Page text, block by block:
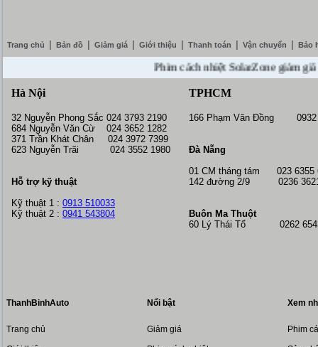
Trang chủ Bản đồ Giảm giá Giới thiệu Thanh toán Vận chuyển Bảo
Phim cách nhiệt SolarZone giảm giá
Hà Nội
32 Nguyễn Phong Sắc 024 3793 2190
684 Nguyễn Văn Cừ 024 3652 1282
371 Trần Khát Chân 024 3972 7399
623 Nguyễn Trãi 024 3552 1980
Hỗ trợ kỹ thuật
Kỹ thuật 1 : 0913 510033
Kỹ thuật 2 : 0941 543804
TPHCM
166 Phạm Văn Đồng 0932
Đà Nẵng
01 CM tháng tám 023 6355
142 đường 2/9 0236
Buôn Ma Thuột
60 Lý Thái Tổ 0262
ThanhBinhAuto
Trang chủ
Nổi bật
Giảm giá
Xem
Phim